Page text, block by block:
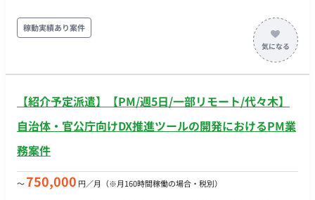
を作成し、関係者とのコミュニケーションを円滑にするための
お手伝いをいただきたい ■働き方 ・週5日稼働 ・フルリモート
稼動実績あり案件
【紹介予定派遣】【PM/週5日/一部リモート/代々木】
自治体・官公庁向けDX推進ツールの開発におけるPM業
務案件
〜750,000 円／月 （※月160時間稼働の場合・税別）